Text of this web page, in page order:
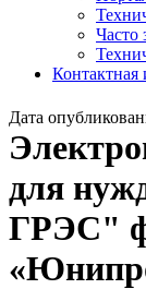
Часто
Дата
для
ГРЭС"